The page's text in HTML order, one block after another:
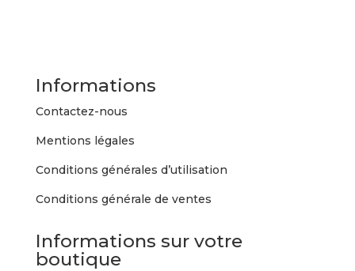
être
page
produit
Informations
Contactez-nous
Mentions légales
Conditions générales d’utilisation
Conditions générale de ventes
Informations sur votre
boutique